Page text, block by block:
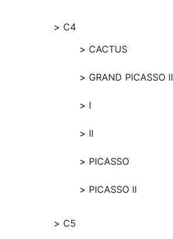
C4
CACTUS
GRAND PICASSO II
I
II
PICASSO
PICASSO II
C5